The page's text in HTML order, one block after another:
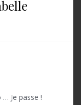
Je passe !